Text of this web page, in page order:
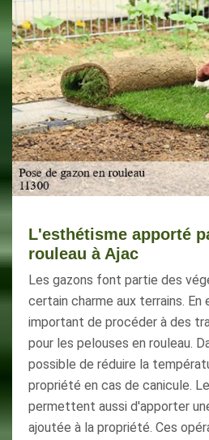
L'esthétisme apporté
rouleau à Ajac
Les gazons font partie des
certain charme aux terrains.
important de procéder à des
pour les pelouses en rouleau.
possible de réduire la
propriété en cas de canicule.
permettent aussi d'apporter
ajoutée à la propriété. Ces